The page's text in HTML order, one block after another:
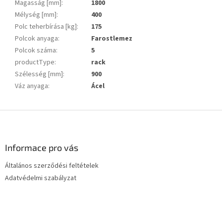
Magasság [mm]:
1800
Mélység [mm]:
400
Polc teherbírása [kg]:
175
Polcok anyaga:
Farostlemez
Polcok száma:
5
productType:
rack
Szélesség [mm]:
900
Váz anyaga: Ácel
Informace pro vás
Általános szerződési feltételek
Adatvédelmi szabályzat